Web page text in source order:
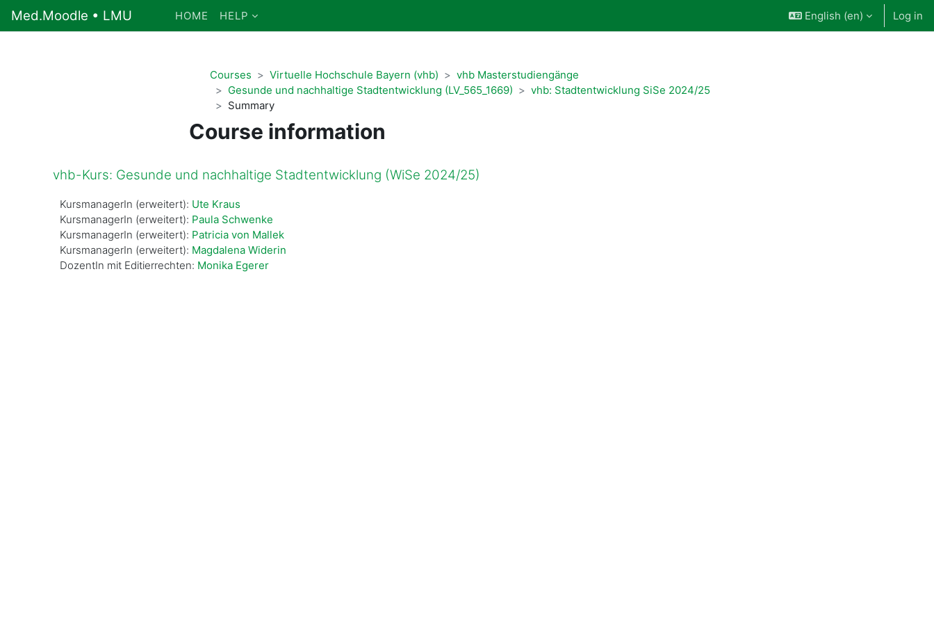
Med.Moodle • LMU HOME HELP English ‎(en)‎ Log in
Courses Virtuelle Hochschule Bayern (vhb)
vhb Masterstudiengänge
Gesunde und nachhaltige Stadtentwicklung (LV_565_1669)
vhb: Stadtentwicklung SiSe 2024/25
Summary
Course information
vhb-Kurs: Gesunde und nachhaltige Stadtentwicklung (WiSe 2024/25)
KursmanagerIn (erweitert): Ute Kraus
KursmanagerIn (erweitert): Paula Schwenke
KursmanagerIn (erweitert): Patricia von Mallek
KursmanagerIn (erweitert): Magdalena Widerin
DozentIn mit Editierrechten: Monika Egerer